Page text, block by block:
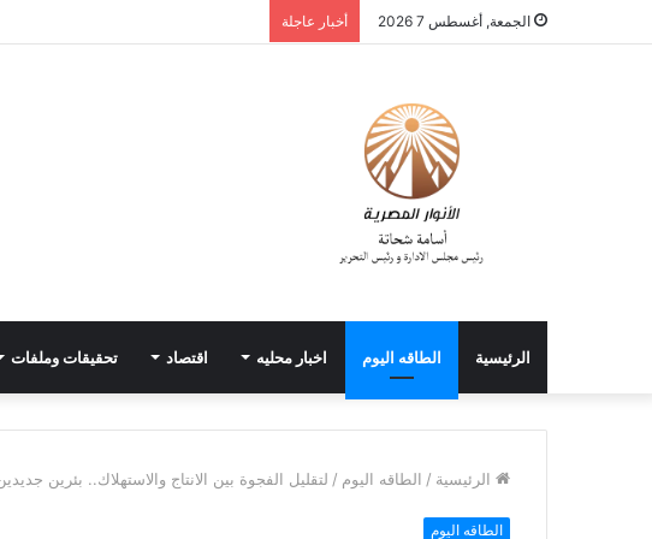
الجمعة, أغسطس 7 2026 أخبار عاجلة
الرئيسية الطاقه اليوم اخبار محليه اقتصاد تحقيقات وملفات
الرئيسية / الطاقه اليوم / لتقليل الفجوة بين الانتاج والاستهلاك.. بئرين
الطاقه اليوم